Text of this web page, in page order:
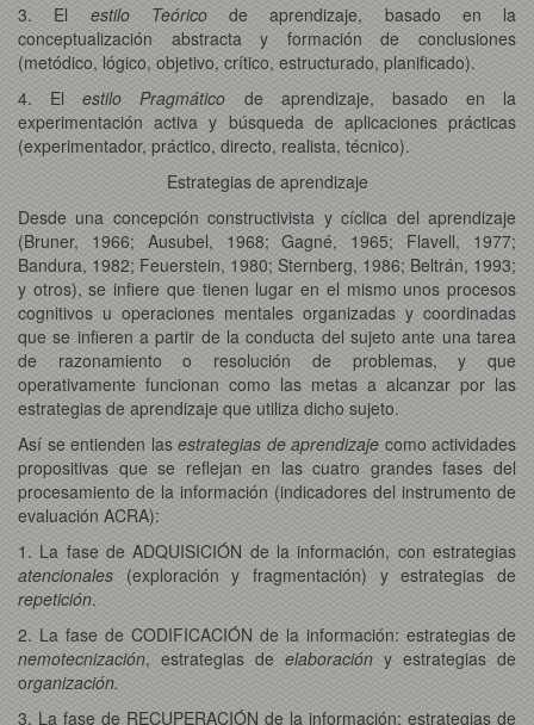
3. El estilo Teóricode aprendizaje, basado en la
conceptualización abstracta y formación de conclusiones
(metódico, lógico, objetivo, crítico, estructurado, planificado).
4. Elestilo Pragmático de aprendizaje, basado en la
experimentación activa y búsqueda de aplicaciones prácticas
(experimentador, práctico, directo, realista, técnico).
Estrategias de aprendizaje
Desde una concepción constructivista y cíclica del aprendizaje
(Bruner, 1966; Ausubel, 1968; Gagné, 1965; Flavell, 1977;
Bandura, 1982; Feuerstein, 1980; Sternberg, 1986; Beltrán, 1993;
y otros), se infiere que tienen lugar en el mismo unos procesos
cognitivos u operaciones mentales organizadas y coordinadas
que se infieren a partir de la conducta del sujeto ante una tarea
de razonamiento o resolución de problemas, y que
operativamente funcionan como las metas a alcanzar por las
estrategias de aprendizaje que utiliza dicho sujeto.
Así se entienden las estrategias de aprendizaje como actividades
propositivas que se reflejan en las cuatro grandes fases del
procesamiento de la información (indicadores del instrumento de
evaluación ACRA):
1. La fase de ADQUISICIÓN de la información, con estrategias
atencionales (exploración y fragmentación) y estrategias de
repetición.
2. La fase de CODIFICACIÓN de la información: estrategias de
nemotecnización, estrategias de elaboración y estrategias de
organización.
3. La fase de RECUPERACIÓN de la información: estrategias de